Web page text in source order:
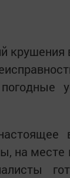
крушения
погодные
на месте